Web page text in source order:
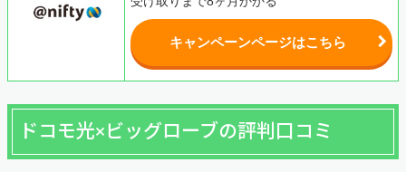
キャンペーンページはこちら
ドコモ光×ビッグローブの評判口コミ